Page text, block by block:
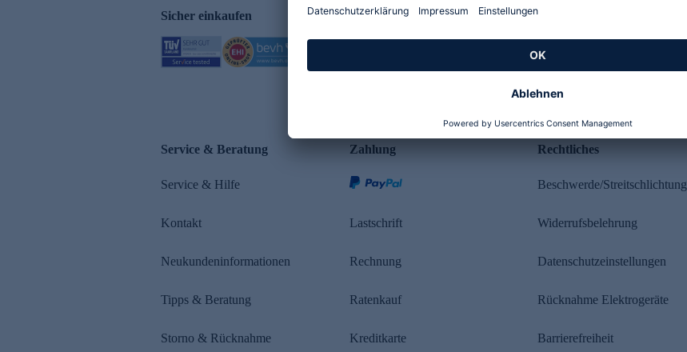
Sicher einkaufen Kundenbewertung
Service & Beratung
Service & Hilfe
Kontakt
Neukundeninformationen
Tipps & Beratung
Storno & Rücknahme
Zahlung
Lastschrift
Rechnung
Ratenkauf
Kreditkarte
Rechtliches
Beschwerde/Streitschlichtung
Widerrufsbelehrung
Datenschutzeinstellungen
Rücknahme Elektrogeräte
Barrierefreiheit